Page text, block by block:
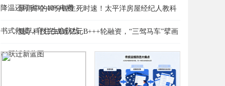
降温还可省30-40%电费
​暴雨中的10分钟生死时速！太平洋房屋经纪人教科
书式救援，守住生命防线
曼孚科技完成近亿元B+++轮融资，“三驾马车”擘画
AI跃迁新蓝图 赋能“与AI同游”新体验